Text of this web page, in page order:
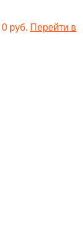
0 руб. Перейти в